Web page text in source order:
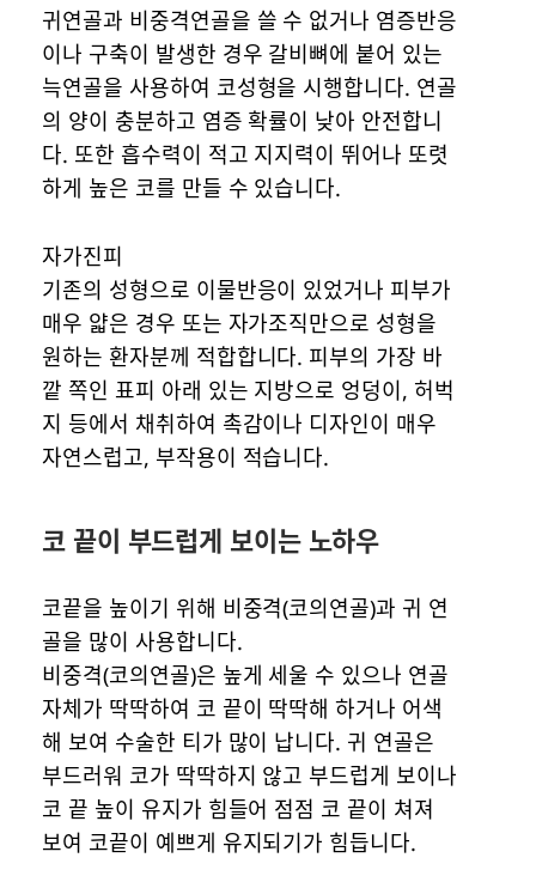
귀연골과 비중격연골을 쓸 수 없거나 염증반응
이나 구축이 발생한 경우 갈비뼈에 붙어 있는
늑연골을 사용하여 코성형을 시행합니다. 연골
의 양이 충분하고 염증 확률이 낮아 안전합니
다. 또한 흡수력이 적고 지지력이 뛰어나 또렷
하게 높은 코를 만들 수 있습니다.
자가진피
기존의 성형으로 이물반응이 있었거나 피부가
매우 얇은 경우 또는 자가조직만으로 성형을
원하는 환자분께 적합합니다. 피부의 가장 바
깥 쪽인 표피 아래 있는 지방으로 엉덩이, 허벅
지 등에서 채취하여 촉감이나 디자인이 매우
자연스럽고, 부작용이 적습니다.
코 끝이 부드럽게 보이는 노하우
코끝을 높이기 위해 비중격(코의연골)과 귀 연
골을 많이 사용합니다.
비중격(코의연골)은 높게 세울 수 있으나 연골
자체가 딱딱하여 코 끝이 딱딱해 하거나 어색
해 보여 수술한 티가 많이 납니다. 귀 연골은
부드러워 코가 딱딱하지 않고 부드럽게 보이나
코 끝 높이 유지가 힘들어 점점 코 끝이 쳐져
보여 코끝이 예쁘게 유지되기가 힘듭니다.